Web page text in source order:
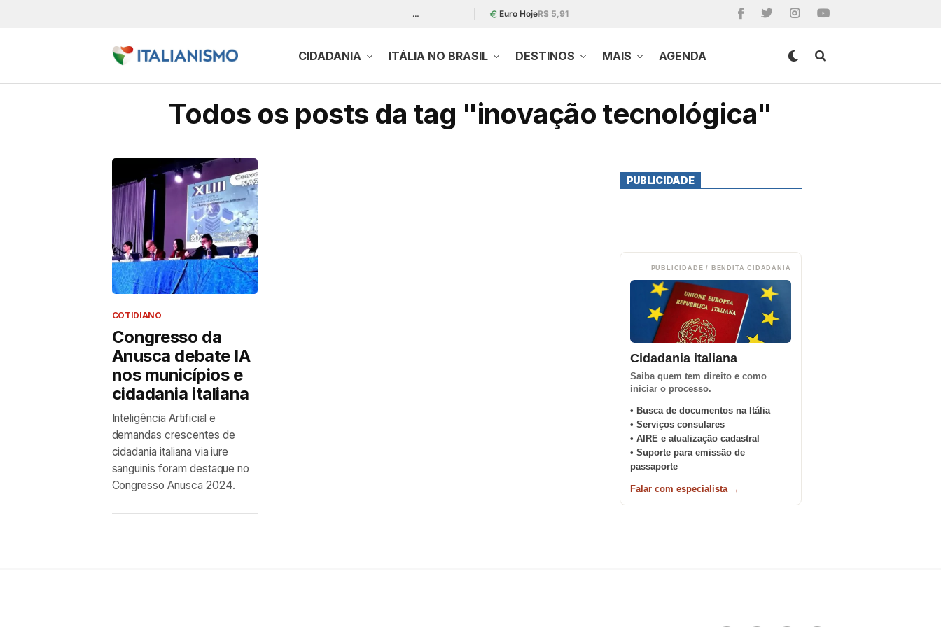
… Euro HojeR$ 5,91
CIDADANIA ITÁLIA NO BRASIL DESTINOS MAIS AGENDA
Todos os posts da tag "inovação tecnológica"
COTIDIANO
Congresso da
Anusca debate IA
nos municípios e
cidadania italiana
Inteligência Artificial e
demandas crescentes de
cidadania italiana via iure
sanguinis foram destaque no
Congresso Anusca 2024.
PUBLICIDADE
PUBLICIDADE / BENDITA CIDADANIA
Cidadania italiana
Saiba quem tem direito e como
iniciar o processo.
• Busca de documentos na Itália
• Serviços consulares
• AIRE e atualização cadastral
• Suporte para emissão de
passaporte
Falar com especialista →